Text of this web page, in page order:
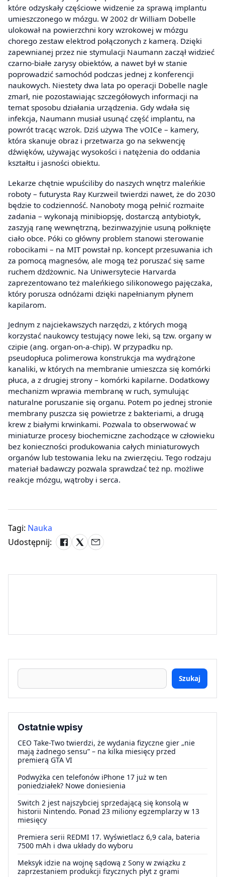
które odzyskały częściowe widzenie za sprawą implantu
umieszczonego w mózgu. W 2002 dr William Dobelle
ulokował na powierzchni kory wzrokowej w mózgu
chorego zestaw elektrod połączonych z kamerą. Dzięki
zapewnianej przez nie stymulacji Naumann zaczął widzieć
czarno-białe zarysy obiektów, a nawet był w stanie
poprowadzić samochód podczas jednej z konferencji
naukowych. Niestety dwa lata po operacji Dobelle nagle
zmarł, nie pozostawiając szczegółowych informacji na
temat sposobu działania urządzenia. Gdy wdała się
infekcja, Naumann musiał usunąć część implantu, na
powrót tracąc wzrok. Dziś używa The vOICe – kamery,
która skanuje obraz i przetwarza go na sekwencję
dźwięków, używając wysokości i natężenia do oddania
kształtu i jasności obiektu.
Lekarze chętnie wpuściliby do naszych wnętrz maleńkie
roboty – futurysta Ray Kurzweil twierdzi nawet, że do 2030
będzie to codzienność. Nanoboty mogą pełnić rozmaite
zadania – wykonają minibiopsję, dostarczą antybiotyk,
zaszyją ranę wewnętrzną, bezinwazyjnie usuną połknięte
ciało obce. Póki co główny problem stanowi sterowanie
robocikami – na MIT powstał np. koncept przesuwania ich
za pomocą magnesów, ale mogą też poruszać się same
ruchem dżdżownic. Na Uniwersytecie Harvarda
zaprezentowano też maleńkiego silikonowego pajęczaka,
który porusza odnóżami dzięki napełnianym płynem
kapilarom.
Jednym z najciekawszych narzędzi, z których mogą
korzystać naukowcy testujący nowe leki, są tzw. organy w
czipie (ang. organ-on-a-chip). W przypadku np.
pseudopłuca polimerowa konstrukcja ma wydrążone
kanaliki, w których na membranie umieszcza się komórki
płuca, a z drugiej strony – komórki kapilarne. Dodatkowy
mechanizm wprawia membranę w ruch, symulując
naturalne poruszanie się organu. Potem po jednej stronie
membrany puszcza się powietrze z bakteriami, a drugą
krew z białymi krwinkami. Pozwala to obserwować w
miniaturze procesy biochemiczne zachodzące w człowieku
bez konieczności produkowania całych miniaturowych
organów lub testowania leku na zwierzęciu. Tego rodzaju
materiał badawczy pozwala sprawdzać też np. możliwe
reakcje mózgu, wątroby i serca.
Tagi: Nauka
Udostępnij:
Szukaj
Ostatnie wpisy
CEO Take-Two twierdzi, że wydania fizyczne gier „nie
mają żadnego sensu” – na kilka miesięcy przed
premierą GTA VI
Podwyżka cen telefonów iPhone 17 już w ten
poniedziałek? Nowe doniesienia
Switch 2 jest najszybciej sprzedającą się konsolą w
historii Nintendo. Ponad 23 miliony egzemplarzy w 13
miesięcy
Premiera serii REDMI 17. Wyświetlacz 6,9 cala, bateria
7500 mAh i dwa układy do wyboru
Meksyk idzie na wojnę sądową z Sony w związku z
zaprzestaniem produkcji fizycznych płyt z grami